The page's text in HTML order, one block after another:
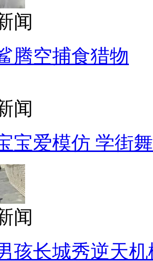
闻
腾空捕食猎物
闻
宝爱模仿 学街
闻
孩长城秀逆天机